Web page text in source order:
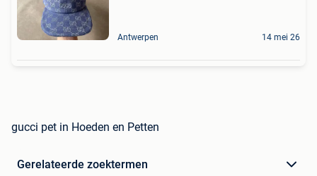
Antwerpen 14 mei 26
gucci pet in Hoeden en Petten
Gerelateerde zoektermen